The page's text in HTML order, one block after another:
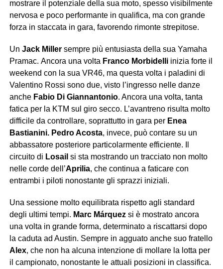
mostrare il potenziale della sua moto, spesso visibilmente
nervosa e poco performante in qualifica, ma con grande
forza in staccata in gara, favorendo rimonte strepitose.
Un Jack Millersempre più entusiasta della sua Yamaha
Pramac. Ancora una volta Franco Morbidelliinizia forte il
weekend con la sua VR46, ma questa volta i paladini di
Valentino Rossi sono due, visto l’ingresso nelle danze
anche Fabio Di Giannantonio. Ancora una volta, tanta
fatica per la KTM sul giro secco. L’avantreno risulta molto
difficile da controllare, soprattutto in gara per Enea
Bastianini. Pedro Acosta, invece, può contare su un
abbassatore posteriore particolarmente efficiente. Il
circuito di Losail si sta mostrando un tracciato non molto
nelle corde dell’Aprilia, che continua a faticare con
entrambi i piloti nonostante gli sprazzi iniziali.
Una sessione molto equilibrata rispetto agli standard
degli ultimi tempi. Marc Márquezsi è mostrato ancora
una volta in grande forma, determinato a riscattarsi dopo
la caduta ad Austin. Sempre in agguato anche suo fratello
Alex, che non ha alcuna intenzione di mollare la lotta per
il campionato, nonostante le attuali posizioni in classifica.